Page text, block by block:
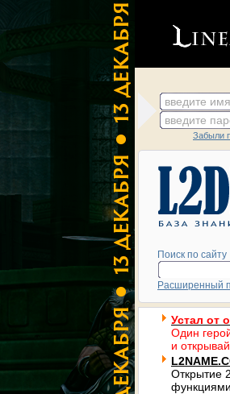
введите имя
введите
Забыли
Поиск по сайту
Расширенный
Устал от
Один
и
Открытие